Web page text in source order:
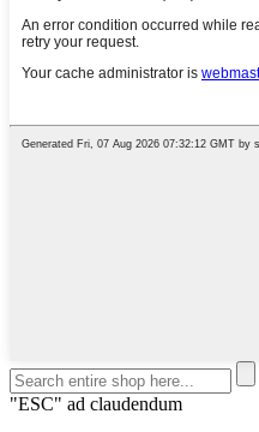
"ESC" ad claudendum